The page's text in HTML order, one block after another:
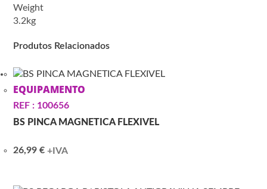
Weight
3.2kg
Produtos Relacionados
EQUIPAMENTO
REF : 100656
BS PINCA MAGNETICA FLEXIVEL
26,99€ +IVA